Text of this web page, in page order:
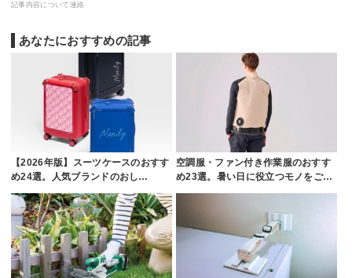
記事内容について連絡
あなたにおすすめの記事
【2026年版】スーツケースのおすす
め24選。人気ブランドのおし…
空調服・ファン付き作業服のおすす
め23選。暑い日に役立つモノをご…